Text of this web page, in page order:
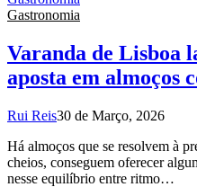
Gastronomia
Varanda de Lisboa
aposta em almoços
Rui Reis30 de Março, 2026
Há almoços que se resolvem à
cheios, conseguem oferecer
nesse equilíbrio entre ritmo…